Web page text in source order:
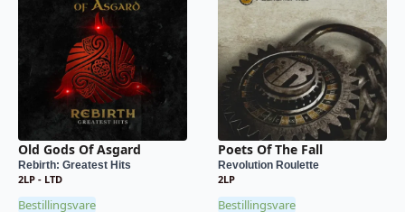
Old Gods Of Asgard
Rebirth: Greatest Hits
2LP - LTD
Bestillingsvare
Poets Of The Fall
Revolution Roulette
2LP
Bestillingsvare